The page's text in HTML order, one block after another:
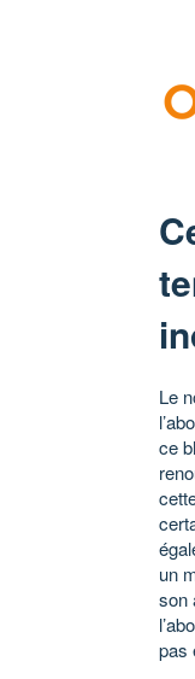
Le
ce
un
son
pas